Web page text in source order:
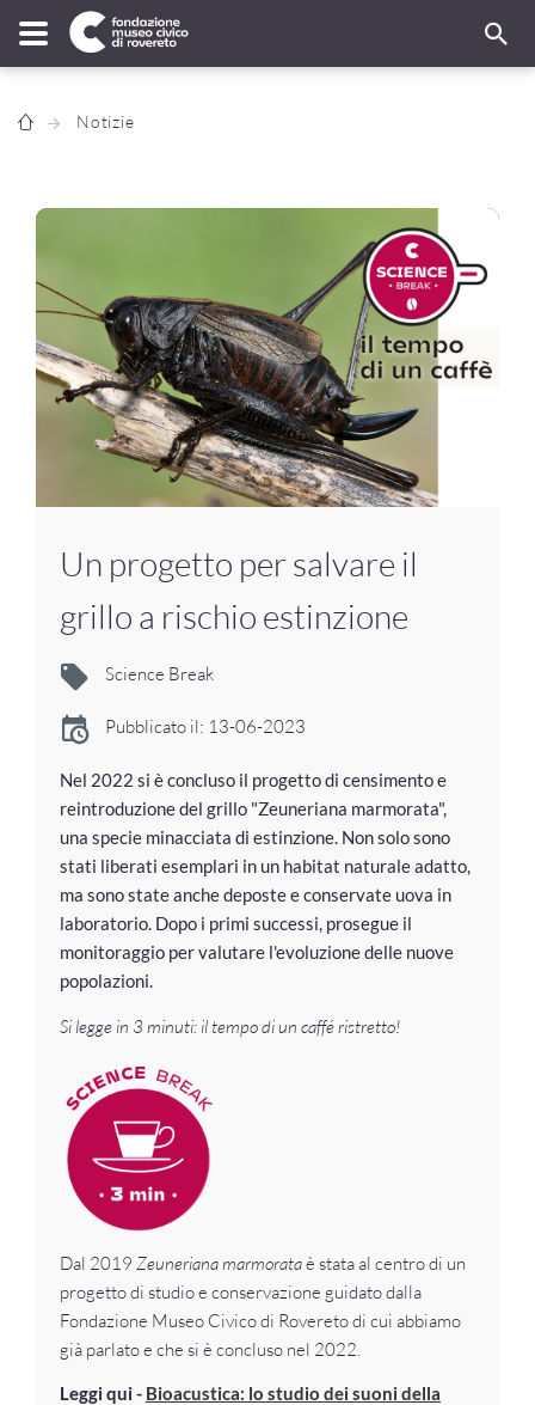
Notizie
Un progetto per salvare il
grillo a rischio estinzione
Science Break
Pubblicato il: 13-06-2023
Nel 2022 si è concluso il progetto di censimento e
reintroduzione del grillo "Zeuneriana marmorata",
una specie minacciata di estinzione. Non solo sono
stati liberati esemplari in un habitat naturale adatto,
ma sono state anche deposte e conservate uova in
laboratorio. Dopo i primi successi, prosegue il
monitoraggio per valutare l'evoluzione delle nuove
popolazioni.
Si legge in 3 minuti: il tempo di un caffé ristretto!
Dal 2019 Zeuneriana marmorataè stata al centro di un
progetto di studio e conservazione guidato dalla
Fondazione Museo Civico di Rovereto di cui abbiamo
già parlato e che si è concluso nel 2022.
Leggi qui - Bioacustica: lo studio dei suoni della